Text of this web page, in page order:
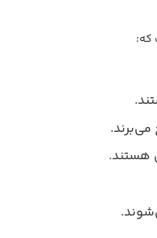
که:
هستند.